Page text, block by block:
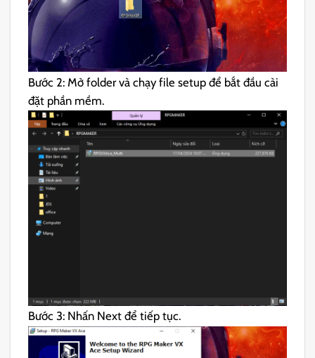
Bước 2: Mở folder và chạy file setup để bắt đầu cài
đặt phần mềm.
Bước 3: Nhấn Next để tiếp tục.